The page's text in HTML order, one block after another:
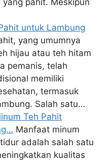
pahit. Meskipun
untuk Lambung
yang umumnya
hijau atau teh hitam
pemanis, telah
memiliki
termasuk
Salah satu…
Teh Pahit
Manfaat minum
adalah salah satu
kualitas